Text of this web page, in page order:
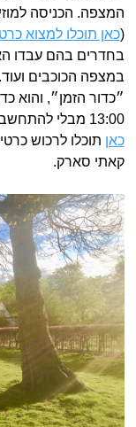
המצפה. הכניסה
(כאן תוכלו למצוא
בחדרים בהם עבדו
״כדור הזמן״, והוא
13:00 מבלי להתחשב בשינויי זמן מלאכותיים (שעון קיץ/חורף).
כאן תוכלו לרכוש
קאתי סארק.